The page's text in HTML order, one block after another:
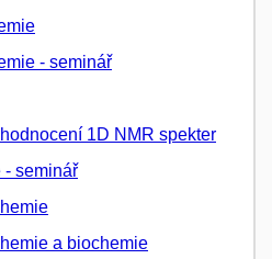
- seminář
1D NMR spekter
- seminář
a biochemie